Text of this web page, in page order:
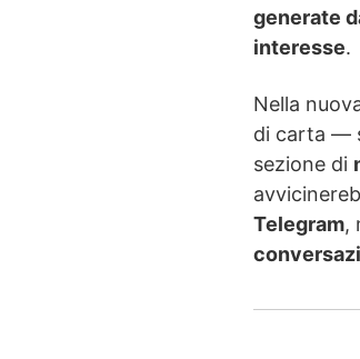
generate
interesse.
Nella
di carta —
sezione di
Telegram,